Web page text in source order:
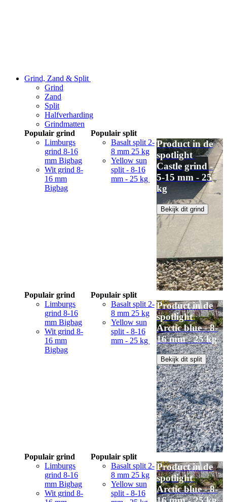
Grind, Zand & Split
Grind
Zand
Split
Halfverharding
Grindmatten
Populair grind
Limburgs
grind 8-16
mm Bigbag
Wit grind 8-
16 mm
Bigbag
Populair split
Basalt split 2-
8 mm 25 kg
Yellow sun
split - 8-16
mm - 25 kg
Product in de
spotlight
Castle grind -
5-15 mm - 25
kg
Bekijk dit grind
Populair grind
Limburgs
grind 8-16
mm Bigbag
Wit grind 8-
16 mm
Bigbag
Populair split
Basalt split 2-
8 mm 25 kg
Yellow sun
split - 8-16
mm - 25 kg
Product in de
spotlight
Arctic blue - 8-
16 mm - 25 kg
Bekijk dit split
Populair grind
Limburgs
grind 8-16
mm Bigbag
Wit grind 8-
Populair split
Basalt split 2-
8 mm 25 kg
Yellow sun
split - 8-16
Product in de
spotlight
Arctic blue - 8-